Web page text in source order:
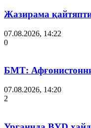
Жазирама
07.08.2026, 14:22
0
БМТ:
07.08.2026, 14:20
2